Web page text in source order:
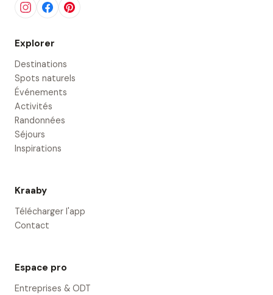
Explorer
Destinations
Spots naturels
Événements
Activités
Randonnées
Séjours
Inspirations
Kraaby
Télécharger l'app
Contact
Espace pro
Entreprises & ODT